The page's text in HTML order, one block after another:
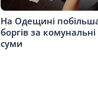
На Одещині
боргів за
суми